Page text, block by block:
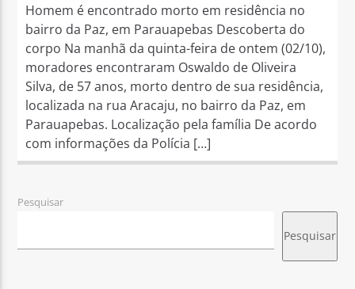
Homem é encontrado morto em residência no
bairro da Paz, em Parauapebas Descoberta do
corpo Na manhã da quinta-feira de ontem (02/10),
moradores encontraram Oswaldo de Oliveira
Silva, de 57 anos, morto dentro de sua residência,
localizada na rua Aracaju, no bairro da Paz, em
Parauapebas. Localização pela família De acordo
com informações da Polícia […]
Pesquisar
Pesquisar